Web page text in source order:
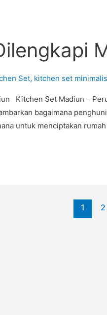
Set, kitchen set minimalis
Kitchen Set Madiun –
bagaimana
untuk menciptakan
1 2